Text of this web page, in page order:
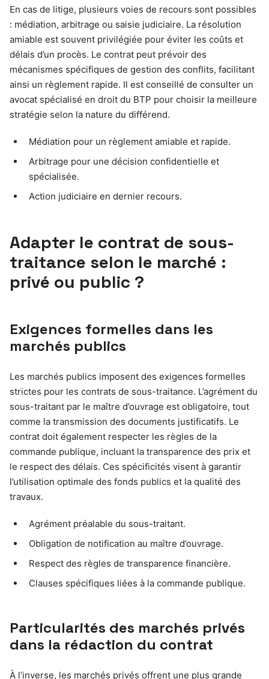
En cas de litige, plusieurs voies de recours sont possibles
: médiation, arbitrage ou saisie judiciaire. La résolution
amiable est souvent privilégiée pour éviter les coûts et
délais d’un procès. Le contrat peut prévoir des
mécanismes spécifiques de gestion des conflits, facilitant
ainsi un règlement rapide. Il est conseillé de consulter un
avocat spécialisé en droit du BTP pour choisir la meilleure
stratégie selon la nature du différend.
Médiation pour un règlement amiable et rapide.
Arbitrage pour une décision confidentielle et
spécialisée.
Action judiciaire en dernier recours.
Adapter le contrat de sous-
traitance selon le marché :
privé ou public ?
Exigences formelles dans les
marchés publics
Les marchés publics imposent des exigences formelles
strictes pour les contrats de sous-traitance. L’agrément du
sous-traitant par le maître d’ouvrage est obligatoire, tout
comme la transmission des documents justificatifs. Le
contrat doit également respecter les règles de la
commande publique, incluant la transparence des prix et
le respect des délais. Ces spécificités visent à garantir
l’utilisation optimale des fonds publics et la qualité des
travaux.
Agrément préalable du sous-traitant.
Obligation de notification au maître d’ouvrage.
Respect des règles de transparence financière.
Clauses spécifiques liées à la commande publique.
Particularités des marchés privés
dans la rédaction du contrat
À l’inverse, les marchés privés offrent une plus grande